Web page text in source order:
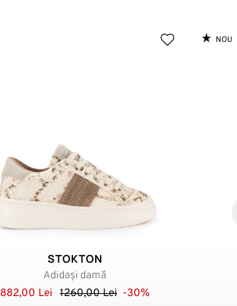
STOKTON
Adidași damă
882,00 Lei 1260,00 Lei -30%
NOU